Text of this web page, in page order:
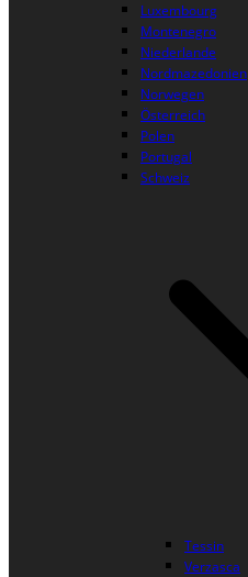
Luxembourg
Montenegro
Niederlande
Nordmazedonien
Norwegen
Österreich
Polen
Portugal
Schweiz
Tessin
Verzasca